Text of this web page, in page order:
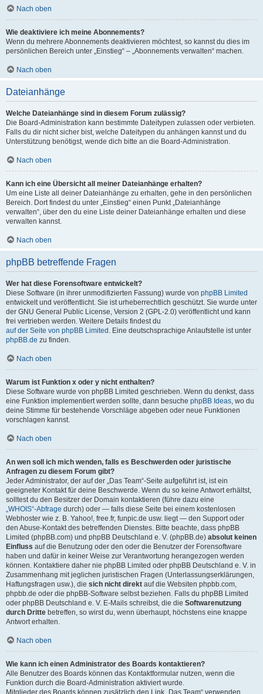
Nach oben
Wie deaktiviere ich meine Abonnements?
Wenn du mehrere Abonnements deaktivieren möchtest, so kannst du dies im
persönlichen Bereich unter „Einstieg“ – „Abonnements verwalten“ machen.
Nach oben
Dateianhänge
Welche Dateianhänge sind in diesem Forum zulässig?
Die Board-Administration kann bestimmte Dateitypen zulassen oder verbieten.
Falls du dir nicht sicher bist, welche Dateitypen du anhängen kannst und du
Unterstützung benötigst, wende dich bitte an die Board-Administration.
Nach oben
Kann ich eine Übersicht all meiner Dateianhänge erhalten?
Um eine Liste all deiner Dateianhänge zu erhalten, gehe in den persönlichen
Bereich. Dort findest du unter „Einstieg“ einen Punkt „Dateianhänge
verwalten“, über den du eine Liste deiner Dateianhänge erhalten und diese
verwalten kannst.
Nach oben
phpBB betreffende Fragen
Wer hat diese Forensoftware entwickelt?
Diese Software (in ihrer unmodifizierten Fassung) wurde von phpBB Limited
entwickelt und veröffentlicht. Sie ist urheberrechtlich geschützt. Sie wurde unter
der GNU General Public License, Version 2 (GPL-2.0) veröffentlicht und kann
frei vertrieben werden. Weitere Details findest du
auf der Seite von phpBB Limited . Eine deutschsprachige Anlaufstelle ist unter
phpBB.de zu finden.
Nach oben
Warum ist Funktion x oder y nicht enthalten?
Diese Software wurde von phpBB Limited geschrieben. Wenn du denkst, dass
eine Funktion implementiert werden sollte, dann besuche phpBB Ideas, wo du
deine Stimme für bestehende Vorschläge abgeben oder neue Funktionen
vorschlagen kannst.
Nach oben
An wen soll ich mich wenden, falls es Beschwerden oder juristische
Anfragen zu diesem Forum gibt?
Jeder Administrator, der auf der „Das Team“-Seite aufgeführt ist, ist ein
geeigneter Kontakt für deine Beschwerde. Wenn du so keine Antwort erhältst,
solltest du den Besitzer der Domain kontaktieren (führe dazu eine
„WHOIS“-Abfrage durch) oder — falls diese Seite bei einem kostenlosen
Webhoster wie z. B. Yahoo!, free.fr, funpic.de usw. liegt — den Support oder
den Abuse-Kontakt des betreffenden Dienstes. Bitte beachte, dass phpBB
Limited (phpBB.com) und phpBB Deutschland e. V. (phpBB.de) absolut keinen
Einfluss auf die Benutzung oder den oder die Benutzer der Forensoftware
haben und dafür in keiner Weise zur Verantwortung herangezogen werden
können. Kontaktiere daher nie phpBB Limited oder phpBB Deutschland e. V. in
Zusammenhang mit jeglichen juristischen Fragen (Unterlassungserklärungen,
Haftungsfragen usw.), die sich nicht direkt auf die Websiten phpbb.com,
phpbb.de oder die phpBB-Software selbst beziehen. Falls du phpBB Limited
oder phpBB Deutschland e. V. E-Mails schreibst, die die Softwarenutzung
durch Dritte betreffen, so wirst du, wenn überhaupt, höchstens eine knappe
Antwort erhalten.
Nach oben
Wie kann ich einen Administrator des Boards kontaktieren?
Alle Benutzer des Boards können das Kontaktformular nutzen, wenn die
Funktion durch die Board-Administration aktiviert wurde.
Mitglieder des Boards können zusätzlich den Link „Das Team“ verwenden.